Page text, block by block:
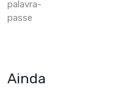
palavra-
passe
Ainda